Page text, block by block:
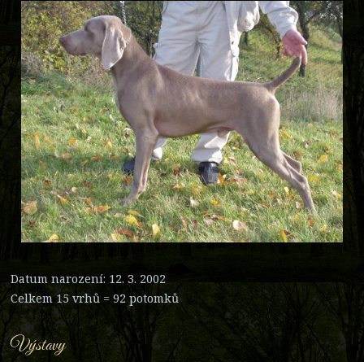
Datum narození: 12. 3. 2002
Celkem 15 vrhů = 92 potomků
Výstavy